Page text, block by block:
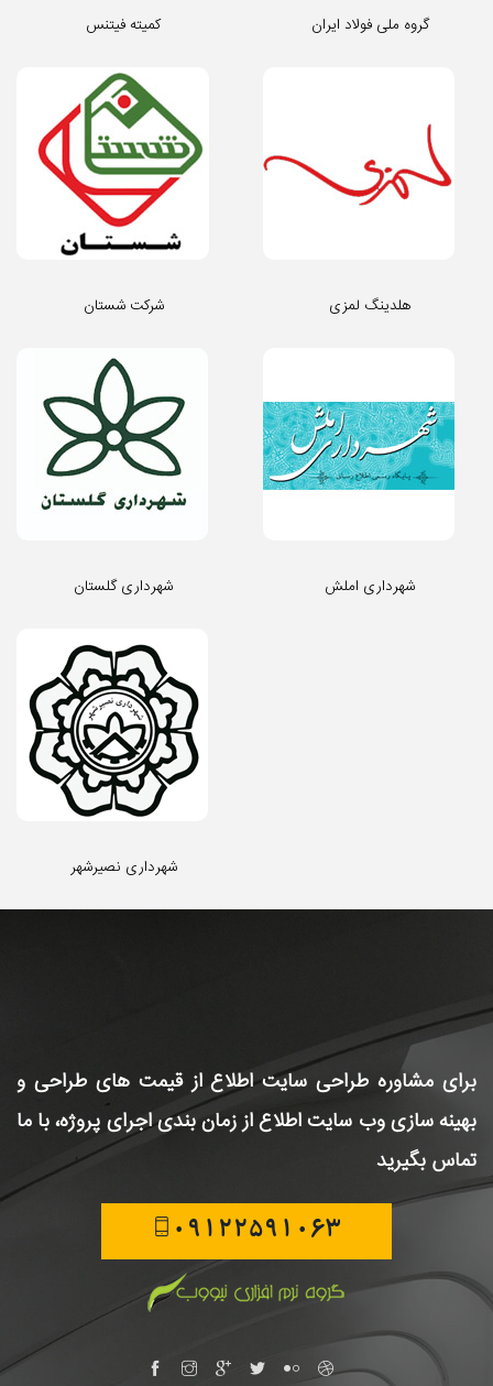
کمیته فیتنس گروه ملی فولاد ایران
شرکت شستان هلدینگ لمزی
شهرداری گلستان شهرداری املش
شهرداری نصیرشهر
برای مشاوره طراحی سایتاطلاع از قیمت های طراحی و
بهینه سازی وب سایتاطلاع از زمان بندی اجرای پروژه، با ما
تماس بگیرید
09122591063